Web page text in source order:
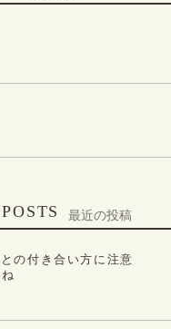
最近の投稿
の付き合い方に注意